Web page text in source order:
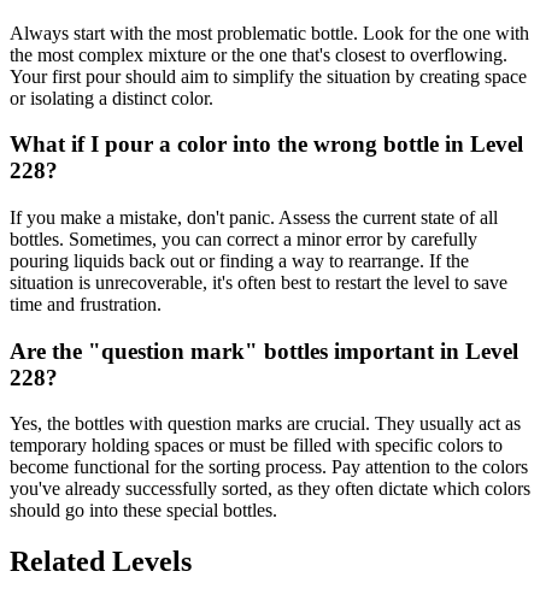
Always start with the most problematic bottle. Look for the one with
the most complex mixture or the one that's closest to overflowing.
Your first pour should aim to simplify the situation by creating space
or isolating a distinct color.
What if I pour a color into the wrong bottle in Level
228?
If you make a mistake, don't panic. Assess the current state of all
bottles. Sometimes, you can correct a minor error by carefully
pouring liquids back out or finding a way to rearrange. If the
situation is unrecoverable, it's often best to restart the level to save
time and frustration.
Are the "question mark" bottles important in Level
228?
Yes, the bottles with question marks are crucial. They usually act as
temporary holding spaces or must be filled with specific colors to
become functional for the sorting process. Pay attention to the colors
you've already successfully sorted, as they often dictate which colors
should go into these special bottles.
Related Levels